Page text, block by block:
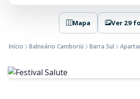
Mapa Ver 29
Início Balneário Camboriú Barra Sul